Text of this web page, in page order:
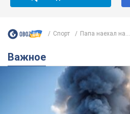
Спорт Папа наехал на...
Важное